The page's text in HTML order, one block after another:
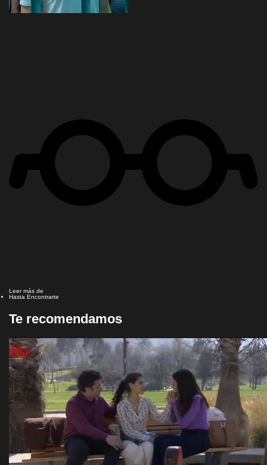
Leer más de
Hasta Encontrarte
Te recomendamos